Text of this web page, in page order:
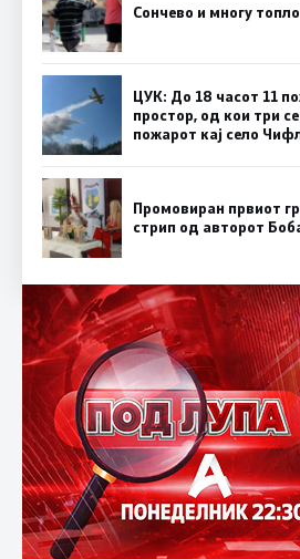
Сончево и многу топло
ЦУК: До 18 часот 11
простор, од кои три
пожарот кај село
Промовиран првиот
стрип од авторот